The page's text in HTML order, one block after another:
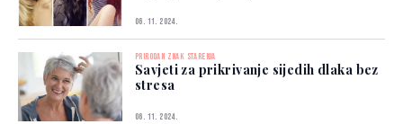
06. 11. 2024.
PRIRODAN ZNAK STARENJA
Savjeti za prikrivanje sijedih dlaka bez
stresa
06. 11. 2024.